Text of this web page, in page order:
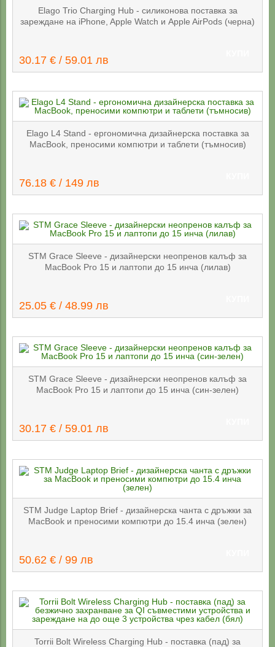
Elago Trio Charging Hub - силиконова поставка за
зареждане на iPhone, Apple Watch и Apple AirPods (черна)
30.17 € / 59.01 лв
Elago L4 Stand - ергономична дизайнерска поставка за
MacBook, преносими компютри и таблети (тъмносив)
76.18 € / 149 лв
STM Grace Sleeve - дизайнерски неопренов калъф за
MacBook Pro 15 и лаптопи до 15 инча (лилав)
25.05 € / 48.99 лв
STM Grace Sleeve - дизайнерски неопренов калъф за
MacBook Pro 15 и лаптопи до 15 инча (син-зелен)
30.17 € / 59.01 лв
STM Judge Laptop Brief - дизайнерска чанта с дръжки за
MacBook и преносими компютри до 15.4 инча (зелен)
50.62 € / 99 лв
Torrii Bolt Wireless Charging Hub - поставка (пад) за